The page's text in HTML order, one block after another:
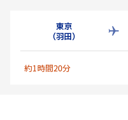
東京
（羽田）
約1時間20分